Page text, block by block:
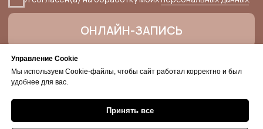
Управление Cookie
Мы используем Cookie-файлы, чтобы сайт работал корректно и был
удобнее для вас.
Принять все